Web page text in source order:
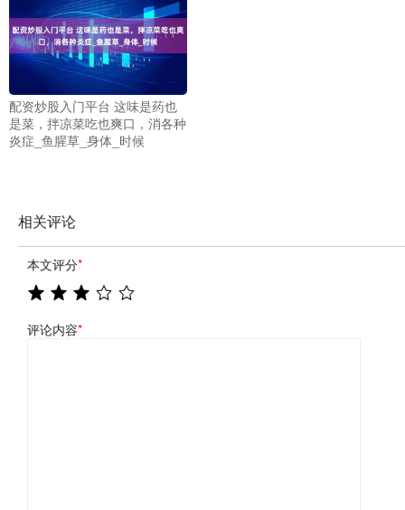
配资炒股入门平台 这味是药也
是菜，拌凉菜吃也爽口，消各种
炎症_鱼腥草_身体_时候
相关评论
本文评分*
评论内容*